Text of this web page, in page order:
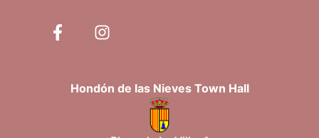
Hondón de las Nieves Town Hall